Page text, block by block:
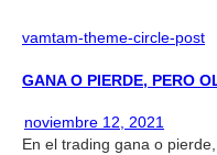
vamtam-theme-circle-post
GANA O PIERDE, PERO
noviembre 12, 2021
En el trading gana o